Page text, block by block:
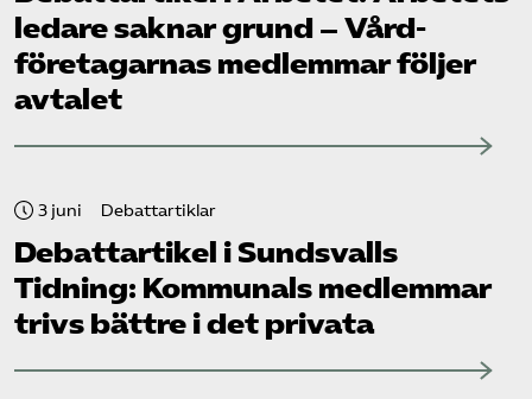
ledare saknar grund – Vård­
företagarnas medlemmar följer
avtalet
3 juni Debattartiklar
Debattartikel i Sundsvalls
Tidning: Kommunals medlemmar
trivs bättre i det privata